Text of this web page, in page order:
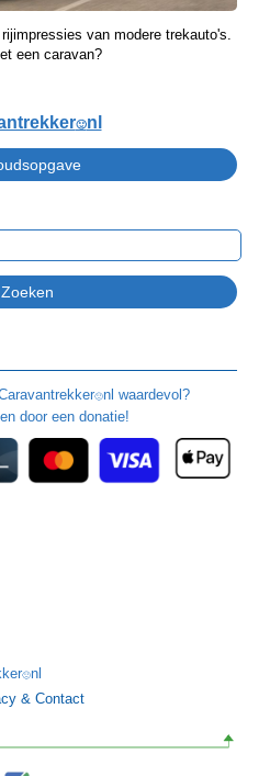
van modere trekauto's.
een caravan?
🙂nl
🙂nl waardevol?
door een donatie!
🙂nl
& Contact